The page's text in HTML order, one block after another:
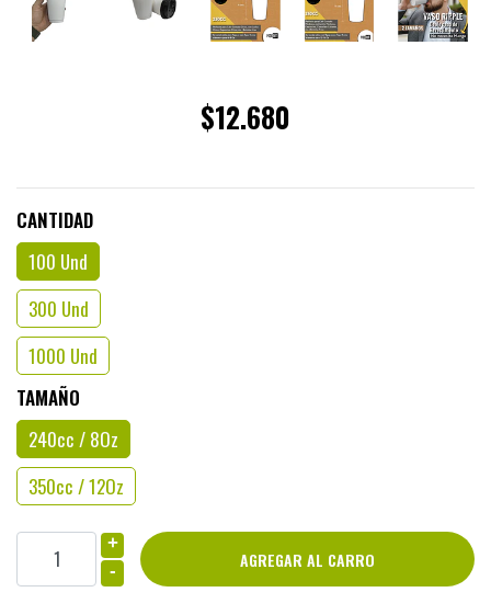
$12.680
CANTIDAD
100 Und
300 Und
1000 Und
TAMAÑO
240cc / 8Oz
350cc / 12Oz
+
-